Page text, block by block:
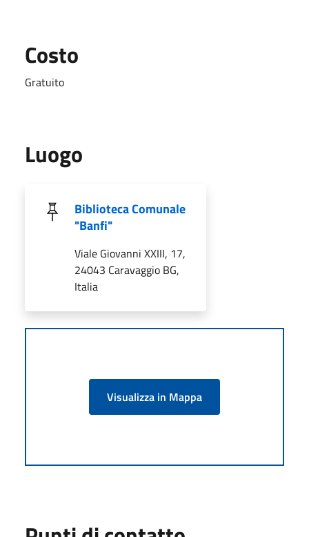
Costo
Gratuito
Luogo
Biblioteca Comunale
"Banfi"
Viale Giovanni XXIII, 17,
24043 Caravaggio BG,
Italia
Visualizza in Mappa